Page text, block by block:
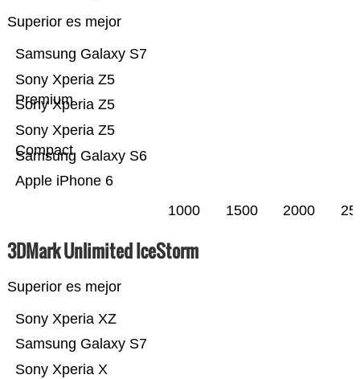
Superior es mejor
Apple iPhone 6
Samsung Galaxy S6
Sony Xperia Z5
Compact
Sony Xperia Z5
Sony Xperia Z5
Premium
Samsung Galaxy S7
1000 1500 2000
3DMark Unlimited IceStorm
Superior es mejor
Sony Xperia X
Samsung Galaxy S7
Sony Xperia XZ